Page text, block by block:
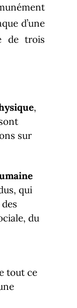
d’une
de trois
,
sur
qui
du
tout ce